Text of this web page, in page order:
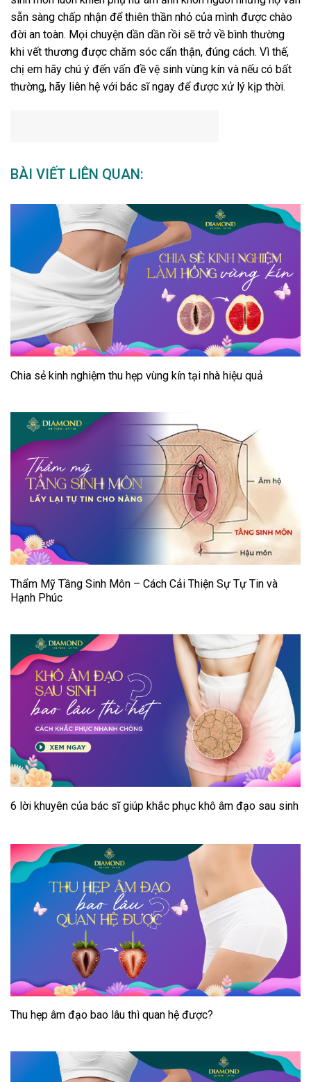
sẵn sàng chấp nhận để thiên thần nhỏ của mình được chào
đời an toàn. Mọi chuyện dần dần rồi sẽ trở về bình thường
khi vết thương được chăm sóc cẩn thận, đúng cách. Vì thế,
chị em hãy chú ý đến vấn đề vệ sinh vùng kín và nếu có bất
thường, hãy liên hệ với bác sĩ ngay để được xử lý kịp thời.
BÀI VIẾT LIÊN QUAN:
Chia sẻ kinh nghiệm thu hẹp vùng kín tại nhà hiệu quả
Thẩm Mỹ Tầng Sinh Môn – Cách Cải Thiện Sự Tự Tin và
Hạnh Phúc
6 lời khuyên của bác sĩ giúp khắc phục khô âm đạo sau sinh
Thu hẹp âm đạo bao lâu thì quan hệ được?